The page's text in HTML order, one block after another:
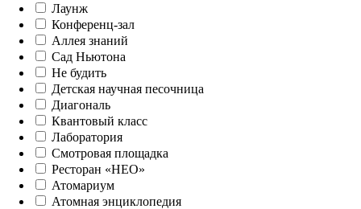
Лаунж
Конференц-зал
Аллея знаний
Сад Ньютона
Не будить
Детская научная песочница
Диагональ
Квантовый класс
Лаборатория
Смотровая площадка
Ресторан «НЕО»
Атомариум
Атомная энциклопедия